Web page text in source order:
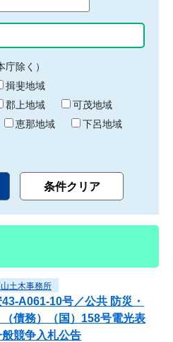
除く）
揖斐地域
郡上地域
可茂地域
恵那地域
下呂地域
土木事務所
A061-10号／公共 防災・
債務）（国）158号電光表
競争入札公告